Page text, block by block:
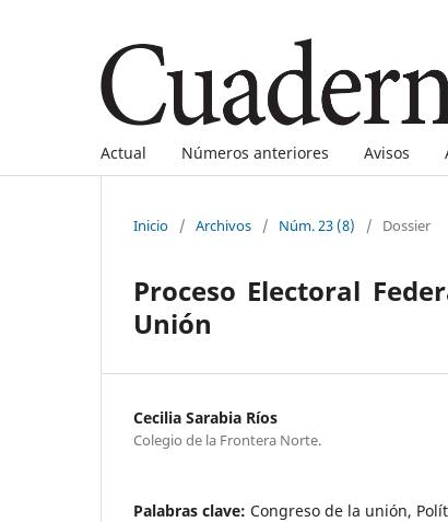
Actual Números anteriores Avisos
Inicio / Archivos / Núm. 23 (8) / Dossier
Proceso Electoral
Unión
Cecilia Sarabia Ríos
Colegio de la Frontera Norte.
Palabras clave: Congreso de la unión,